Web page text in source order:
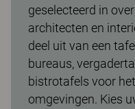
geselecteerd in
architecten en
deel uit van een
bureaus,
bistrotafels voor
omgevingen. Kies